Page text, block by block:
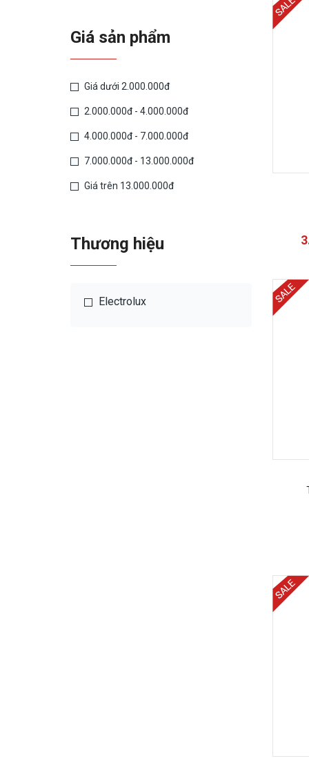
Giá sản phẩm
Giá dưới 2.000.000đ
2.000.000đ - 4.000.000đ
4.000.000đ - 7.000.000đ
7.000.000đ - 13.000.000đ
Giá trên 13.000.000đ
Thương hiệu
Electrolux